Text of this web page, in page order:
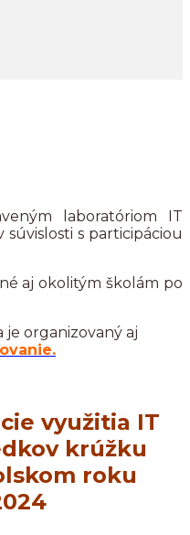
laboratóriom IT
s participáciou
aj okolitým školám po
je organizovaný aj
využitia IT
krúžku
roku